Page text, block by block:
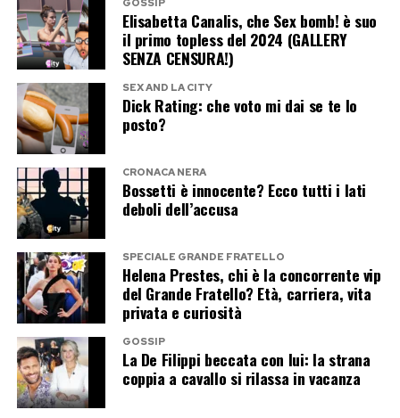
Le immagini mostrano una famiglia affiatata,
divisa tra mare, sole e momenti di quotidianità
lontani dai riflettori del calcio. Ronaldo continua
a condividere con i suoi milioni di follower scorci
della propria vita privata, mantenendo però
sempre al centro il valore della famiglia.
E se la fotografia da culturista ha strappato
sorrisi ricordando quella di dieci anni fa, il vero
protagonista della gallery è stato Cristiano Jr.
Per molti tifosi il tempo sembra essere volato: il
bambino che accompagnava il padre alle
premiazioni è ormai un ragazzo che lo guarda…
dall’alto.
Post Views:
Elisabetta Canalis, che Sex bomb! è suo
il primo topless del 2024 (GALLERY
SENZA CENSURA!)
SEX AND LA CITY
Dick Rating: che voto mi dai se te lo
posto?
CRONACA NERA
Bossetti è innocente? Ecco tutti i lati
deboli dell’accusa
SPECIALE GRANDE FRATELLO
Helena Prestes, chi è la concorrente vip
del Grande Fratello? Età, carriera, vita
privata e curiosità
GOSSIP
La De Filippi beccata con lui: la strana
coppia a cavallo si rilassa in vacanza